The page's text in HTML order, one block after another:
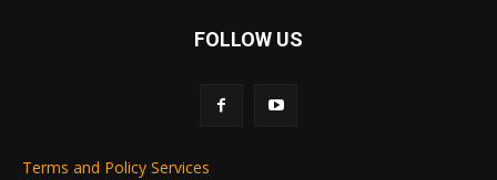
FOLLOW US
Terms and Policy Services